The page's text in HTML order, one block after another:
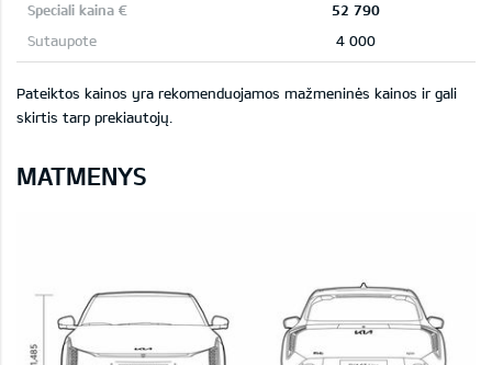
52 790
4 000
Pateiktos kainos yra rekomenduojamos mažmeninės kainos ir gali
skirtis tarp prekiautojų.
MATMENYS